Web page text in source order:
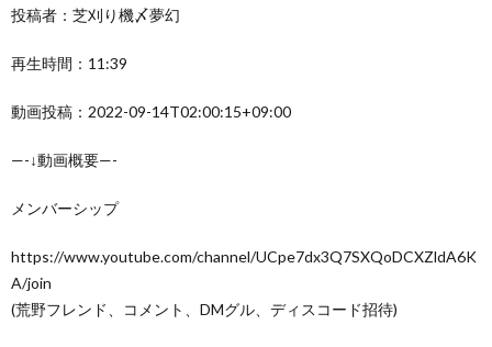
投稿者：芝刈り機〆夢幻
再生時間：11:39
動画投稿：2022-09-14T02:00:15+09:00
—-↓動画概要—-
メンバーシップ
https://www.youtube.com/channel/UCpe7dx3Q7SXQoDCXZldA6K
A/join
(荒野フレンド、コメント、DMグル、ディスコード招待)